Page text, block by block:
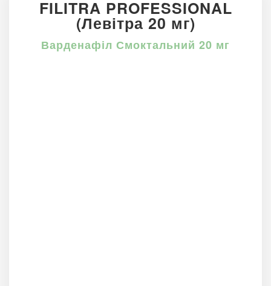
FILITRA PROFESSIONAL
(Левітра 20 мг)
Варденафіл Смоктальний 20 мг